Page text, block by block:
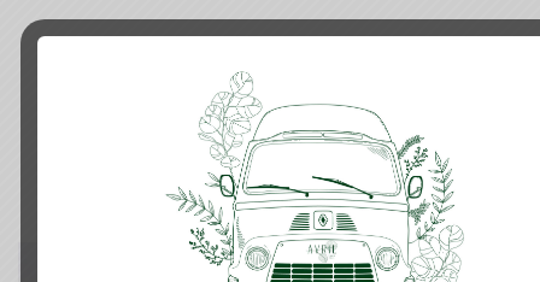
Produits similaires
Rupture de Stock